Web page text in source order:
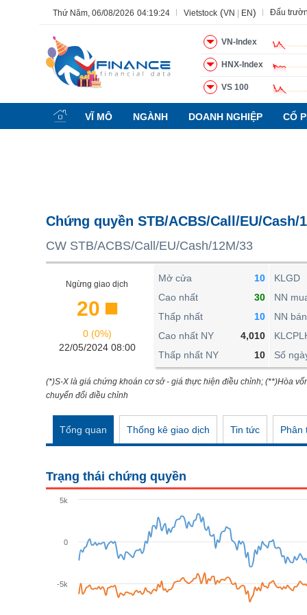
Thứ Năm, 06/08/2026 04:19:25 Vietstock (VN EN) Đấu
VN-Index
HNX-Index
VS 100
VĨ MÔ NGÀNH DOANH NGHIỆP CỔ
Chứng quyền STB/ACBS/Call/EU/Cash/
CW STB/ACBS/Call/EU/Cash/12M/33
Ngừng giao dịch
20
0 (0%)
22/05/2024 08:00
Mở cửa
10
Cao nhất
30
Thấp nhất
10
Cao nhất NY
4,010
Thấp nhất NY
10
KLGD
NN
NN bán
Số
(*)S-X là giá chứng khoán cơ sở - giá thực hiện điều chỉnh; (**)Hòa
chuyển đổi điều chỉnh
Tổng quan Thống kê giao dịch Tin tức Phân
Trạng thái chứng quyền
-5k
0
5k
Tính năng Ngành Mã chứng khoán Lãnh
BẤT ĐỘNG SẢN
TÀI CHÍNH
KINH TẾ
THẾ GIỚI
ĐÔNG DƯƠNG
PHÂN TÍCH
VS-SECTOR
NGUYÊN VẬT LIỆU
TIÊU DÙNG KHÔNG THIẾT YẾU
TIÊU DÙNG THIẾT YẾU
CHĂM SÓC SỨC KHỎE